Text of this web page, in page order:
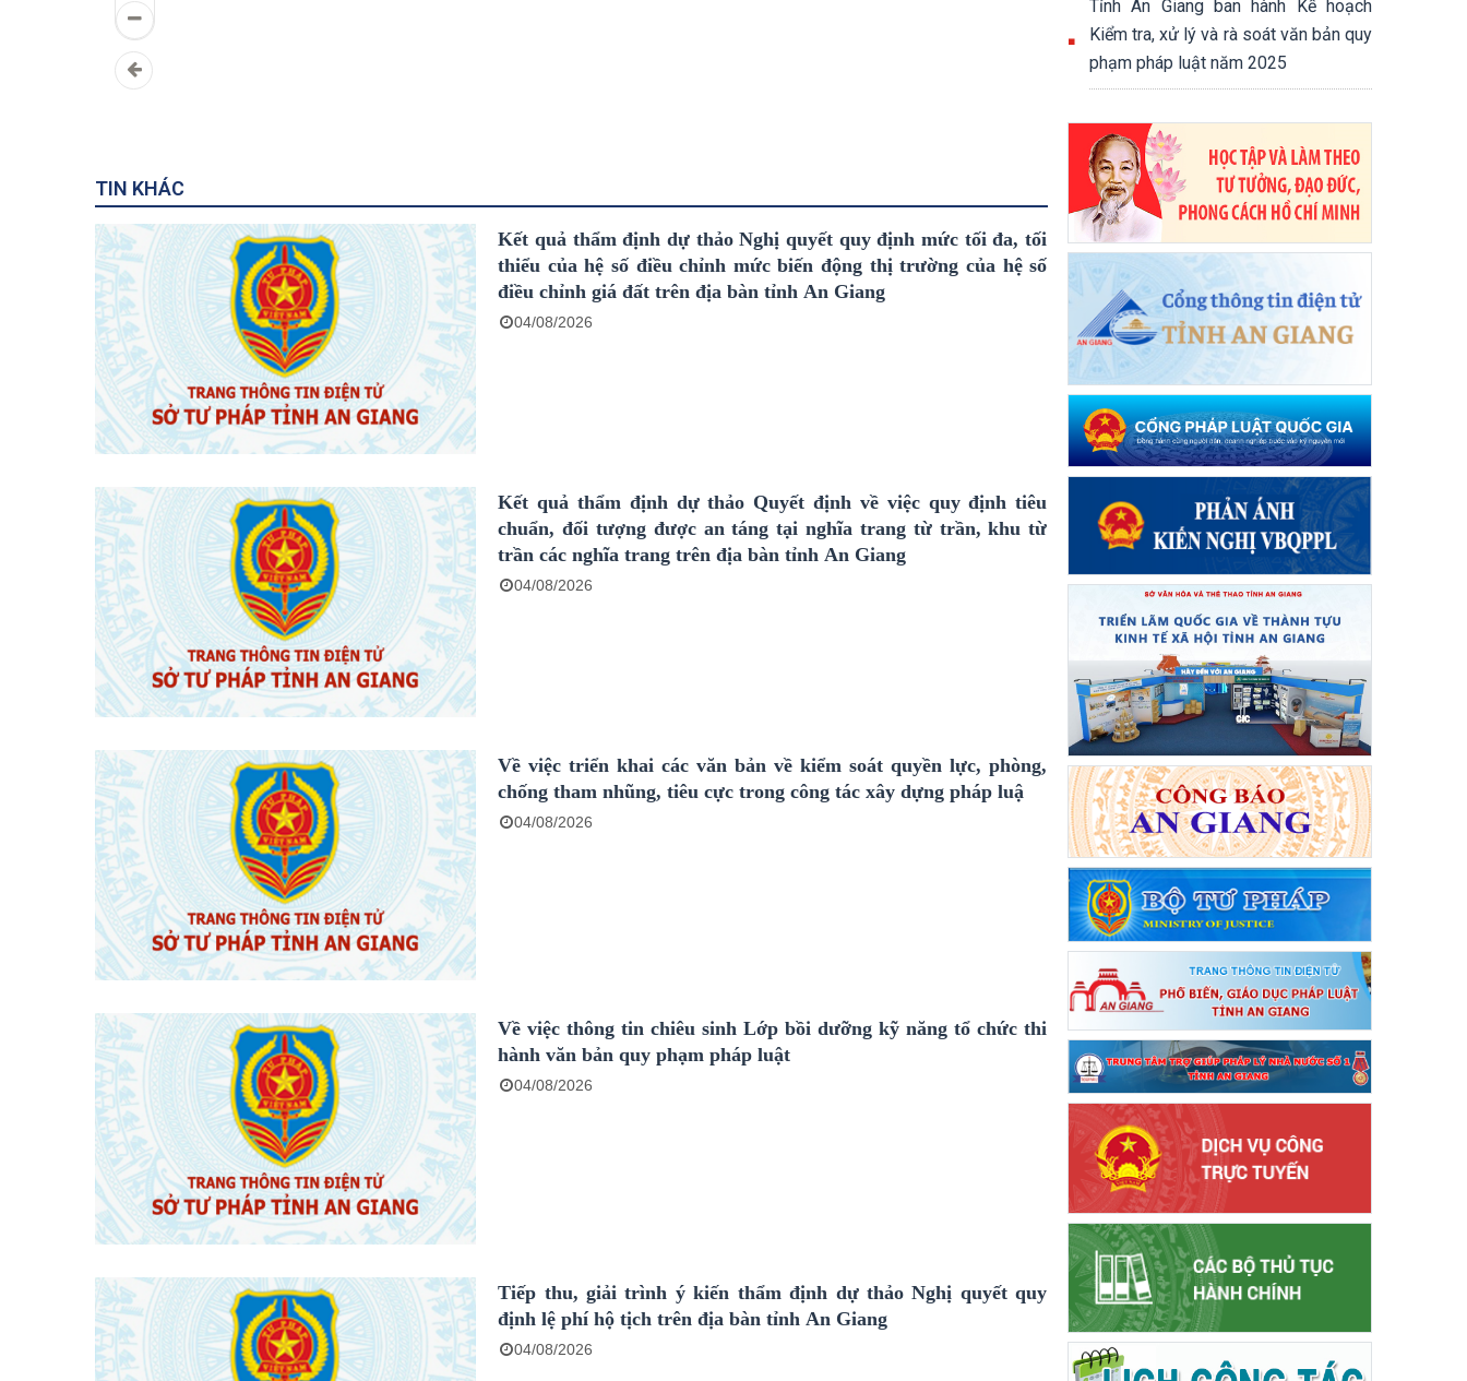
TIN KHÁC
Kết quả thẩm định dự thảo Nghị quyết quy định mức tối đa, tối
thiểu của hệ số điều chỉnh mức biến động thị trường của hệ số
điều chỉnh giá đất trên địa bàn tỉnh An Giang
04/08/2026
Kết quả thẩm định dự thảo Quyết định về việc quy định tiêu
chuẩn, đối tượng được an táng tại nghĩa trang từ trần, khu từ
trần các nghĩa trang trên địa bàn tỉnh An Giang
04/08/2026
Về việc triển khai các văn bản về kiểm soát quyền lực, phòng,
chống tham nhũng, tiêu cực trong công tác xây dựng pháp luậ
04/08/2026
Về việc thông tin chiêu sinh Lớp bồi dưỡng kỹ năng tổ chức thi
hành văn bản quy phạm pháp luật
04/08/2026
Tiếp thu, giải trình ý kiến thẩm định dự thảo Nghị quyết quy
định lệ phí hộ tịch trên địa bàn tỉnh An Giang
04/08/2026
Tỉnh An Giang ban hành Kế hoạch
Kiểm tra, xử lý và rà soát văn bản quy
phạm pháp luật năm 2025